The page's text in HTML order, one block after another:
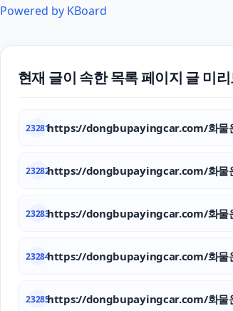
Powered by KBoard
현재 글이 속한 목록 페이지 글 미
23281https://dongbupayingcar.com/화물
23282https://dongbupayingcar.com/화물
23283https://dongbupayingcar.com/화물
23284https://dongbupayingcar.com/화물
23285https://dongbupayingcar.com/화물